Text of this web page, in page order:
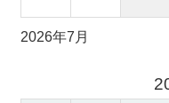
2026年7月